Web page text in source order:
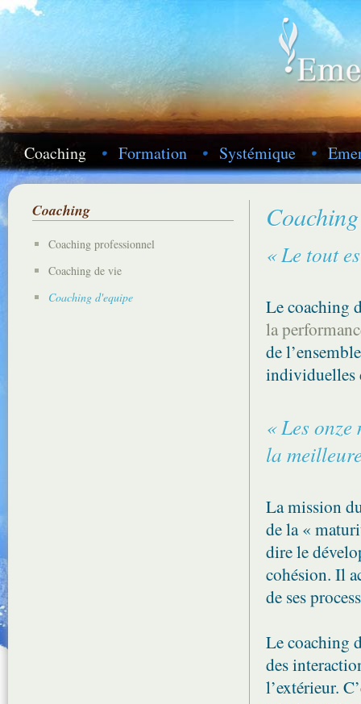
Coaching Formation Systémique
Coaching
Coaching professionnel
Coaching de vie
Coaching d'equipe
« Le tout
Le coaching
la
de
individuelles
« Les
la
La mission
de la «
dire le
cohésion. Il
de ses
Le coaching
des
l’extérieur.